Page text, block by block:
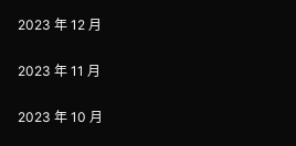
2023 年 12 月
2023 年 11 月
2023 年 10 月